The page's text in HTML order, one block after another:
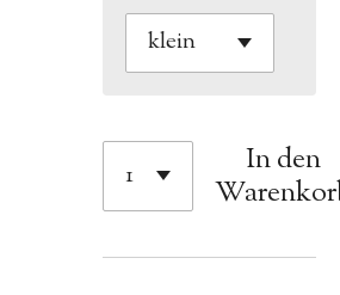
In den